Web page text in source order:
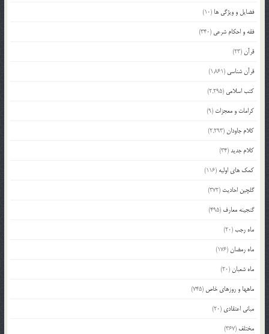
فضایل و ویژگی ها (10)
فقه و احکام شرعی (340)
قرآن(23)
قرآن شناسی (1,861)
کتب اسلامی (2,295)
کرامات و معجزات (9)
کلام جاودان(2,293)
کلام جدید(34)
کمک های اولیه (116)
گلچین احادیث (372)
گنجینه معارف (495)
ماه رجب(20)
ماه رمضان(176)
ماه شعبان(20)
ماهها و روزهای خاص (745)
مبانی اعتقادی (20)
مختلف (367)